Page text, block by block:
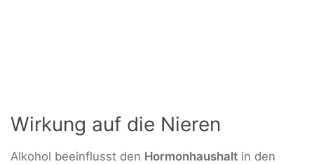
Wirkung auf die Nieren
Alkohol beeinflusst den Hormonhaushalt in den